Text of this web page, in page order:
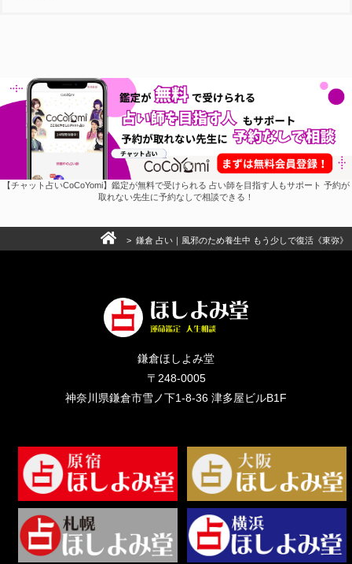
【チャット占いCoCoYomi】鑑定が無料で受けられる 占い師を目指す人もサポート 予約が
取れない先生に予約なしで相談できる！
> 鎌倉 占い｜風邪のため養生中 もう少しで復活《東弥》
鎌倉ほしよみ堂
〒248-0005
神奈川県鎌倉市雪ノ下1-8-36 津多屋ビルB1F